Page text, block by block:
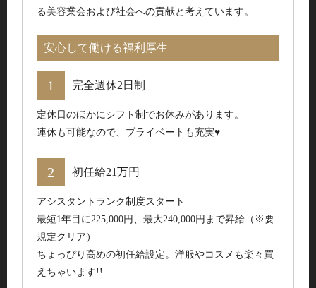
る美容業会および社会への貢献と考えています。
安心して働ける福利厚生
完全週休2日制
定休日のほかにシフト制でお休みがあります。
連休も可能なので、プライベートも充実♥
初任給21万円
アシスタントランク制度スタート
最短1年目に225,000円、最大240,000円まで昇給（※要
規定クリア）
ちょっぴり高めの初任給設定。洋服やコスメも楽々買
えちゃいます!!